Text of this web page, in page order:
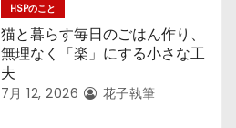
HSPのこと
猫と暮らす毎日のごはん作り、
無理なく「楽」にする小さな工
夫
7月 12, 2026 花子執筆